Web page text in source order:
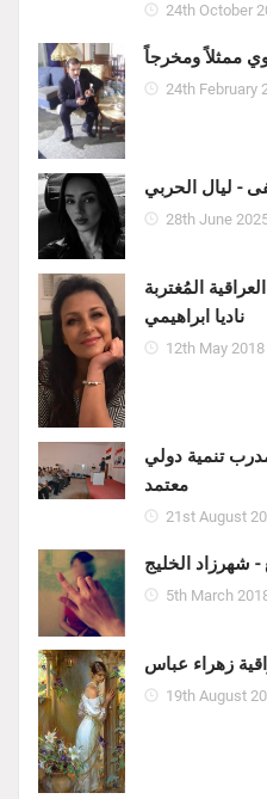
24th October
ممثلاً ومخرجاً
24th February
- ليال الحربي
28th June
المُغتربة
ناديا ابراهيمي
12th May 2018
تنمية دولي
معتمد
21st August
شهرزاد الخليج
5th March
زهراء عباس
19th August